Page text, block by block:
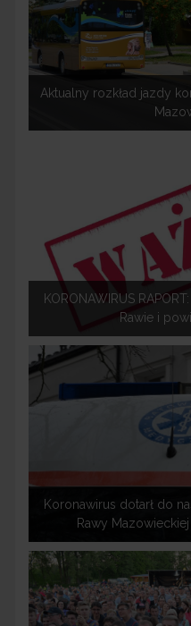
Aktualny rozkład jazdy
KORONAWIRUS
Rawie i
Koronawirus dotarł do
Rawy